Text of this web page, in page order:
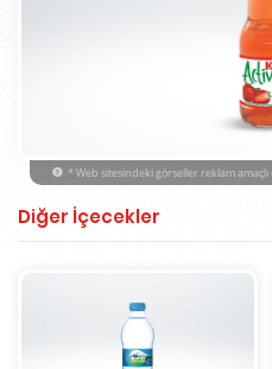
* Web sitesindeki görseller reklam
Diğer İçecekler